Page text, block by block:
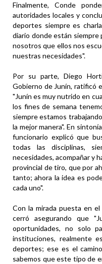
Finalmente, Conde
autoridades locales y
deportes siempre es
diario donde están
nosotros que ellos nos
nuestras necesidades".
Por su parte, Diego
Gobierno de Junín, ratificó
"Junín es muy nutrido en
los fines de semana
siempre estamos
la mejor manera". En
funcionario explicó que
todas las disciplinas,
necesidades, acompañar y
provincial de tiro, que por
tanto; ahora la idea es
cada uno".
Con la mirada puesta en
cerró asegurando que
oportunidades, no solo
instituciones, realmente
deportes; ese es el
sabemos que este tipo de